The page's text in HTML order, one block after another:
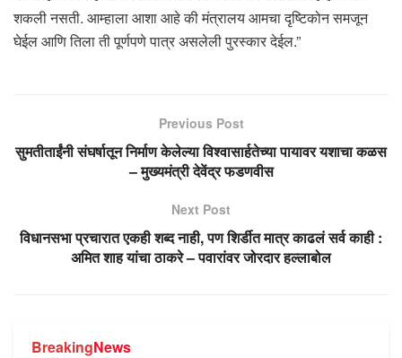
शकली नसती. आम्हाला आशा आहे की मंत्रालय आमचा दृष्टिकोन समजून
घेईल आणि तिला ती पूर्णपणे पात्र असलेली पुरस्कार देईल.”
Previous Post
सुमतीताईंनी संघर्षातून निर्माण केलेल्या विश्वासार्हतेच्या पायावर यशाचा कळस
– मुख्यमंत्री देवेंद्र फडणवीस
Next Post
विधानसभा प्रचारात एकही शब्द नाही, पण शिर्डीत मात्र काढलं सर्व काही :
अमित शाह यांचा ठाकरे – पवारांवर जोरदार हल्लाबोल
BreakingNews